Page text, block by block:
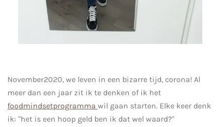
November2020, we leven in een bizarre tijd, corona! Al
meer dan een jaar zit ik te denken of ik het
foodmindsetprogramma wil gaan starten. Elke keer denk
ik: "het is een hoop geld ben ik dat wel waard?"